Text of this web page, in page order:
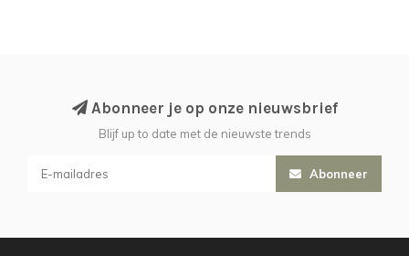
Abonneer je op onze nieuwsbrief
Blijf up to date met de nieuwste trends
Abonneer